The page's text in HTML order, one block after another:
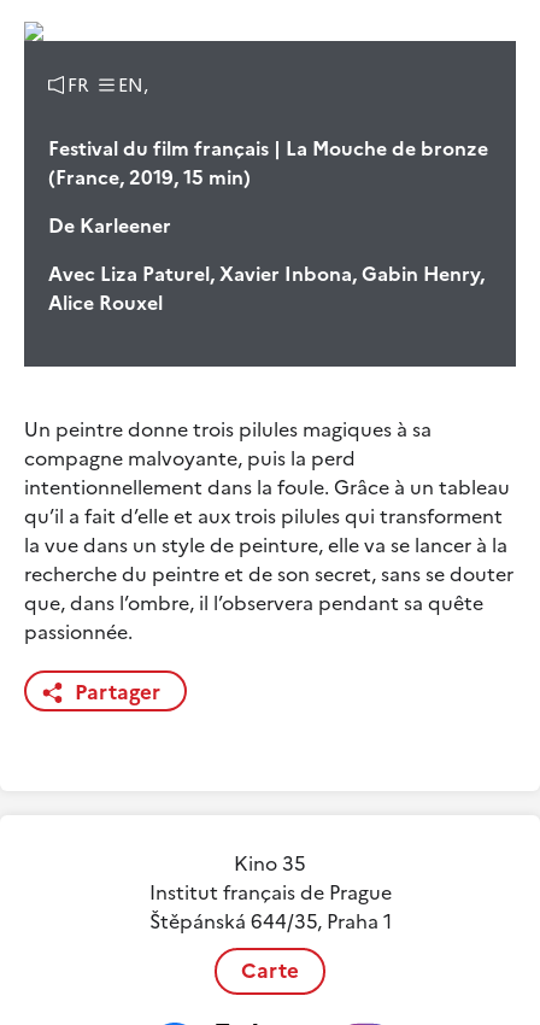
FR EN,
Festival du film français | La Mouche de bronze
(France, 2019, 15 min)
De Karleener
Avec Liza Paturel, Xavier Inbona, Gabin Henry,
Alice Rouxel
Un peintre donne trois pilules magiques à sa
compagne malvoyante, puis la perd
intentionnellement dans la foule. Grâce à un tableau
qu’il a fait d’elle et aux trois pilules qui transforment
la vue dans un style de peinture, elle va se lancer à la
recherche du peintre et de son secret, sans se douter
que, dans l’ombre, il l’observera pendant sa quête
passionnée.
Partager
Kino 35
Institut français de Prague
Štěpánská 644/35, Praha 1
Carte